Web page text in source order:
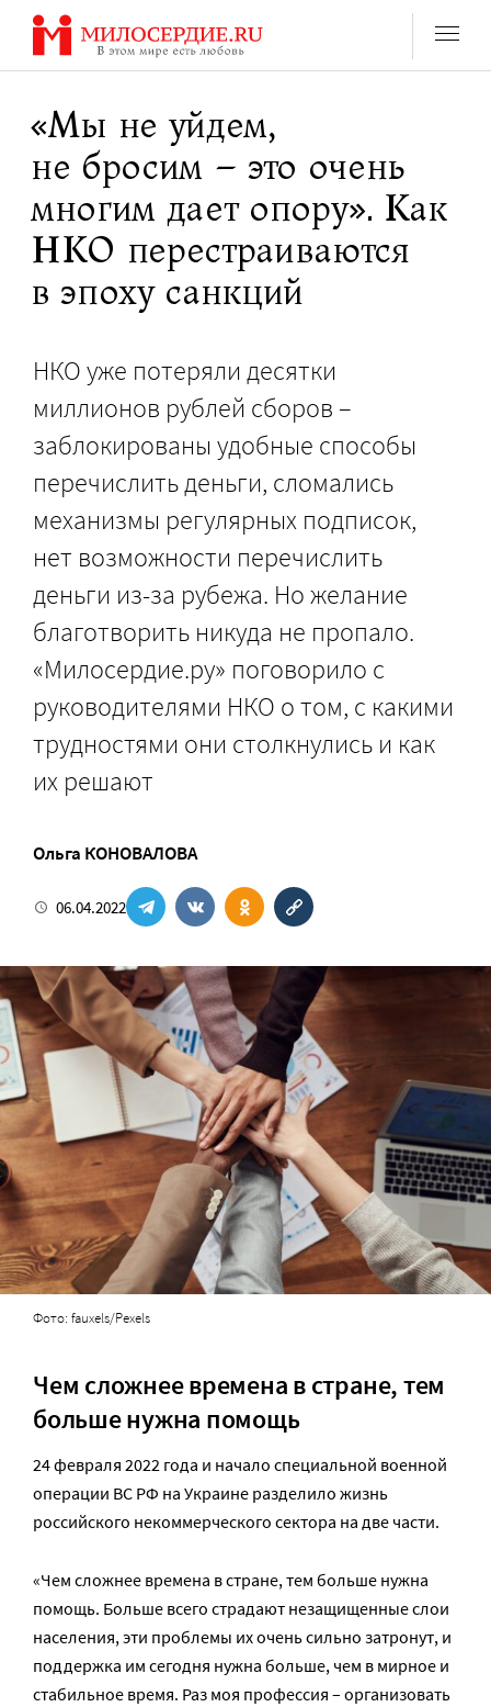
Перейти
содержанию
«Мы не уйдем,
не бросим – это очень
многим дает опору». Как
НКО перестраиваются
в эпоху санкций
НКО уже потеряли десятки
миллионов рублей сборов –
заблокированы удобные способы
перечислить деньги, сломались
механизмы регулярных подписок,
нет возможности перечислить
деньги из-за рубежа. Но желание
благотворить никуда не пропало.
«Милосердие.ру» поговорило с
руководителями НКО о том, с какими
трудностями они столкнулись и как
их решают
Ольга КОНОВАЛОВА
06.04.2022
Фото: fauxels/Pexels
Чем сложнее времена в стране, тем
больше нужна помощь
24 февраля 2022 года и начало специальной военной
операции ВС РФ на Украине разделило жизнь
российского некоммерческого сектора на две части.
«Чем сложнее времена в стране, тем больше нужна
помощь. Больше всего страдают незащищенные слои
населения, эти проблемы их очень сильно затронут, и
поддержка им сегодня нужна больше, чем в мирное и
стабильное время. Раз моя профессия – организовать